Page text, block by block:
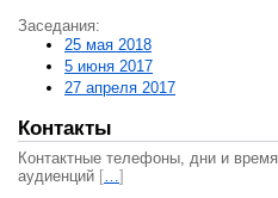
Заседания:
25 мая 2018
5 июня 2017
27 апреля 2017
Контакты
Контактные телефоны, дни и время
аудиенций […]